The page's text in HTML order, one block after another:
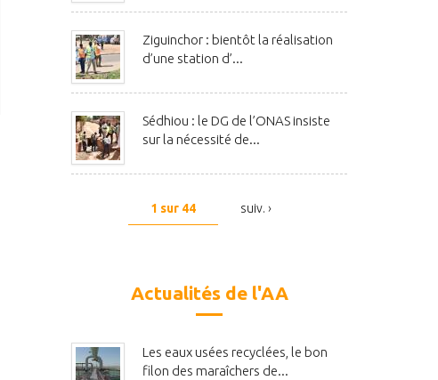
Ziguinchor : bientôt la réalisation
d’une station d’...
Sédhiou : le DG de l’ONAS insiste
sur la nécessité de...
1 sur 44 suiv. ›
Actualités de l'AA
Les eaux usées recyclées, le bon
filon des maraîchers de...